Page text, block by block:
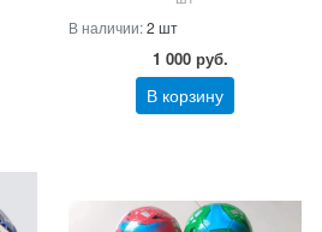
В наличии:2 шт
1 000 руб.
В корзину